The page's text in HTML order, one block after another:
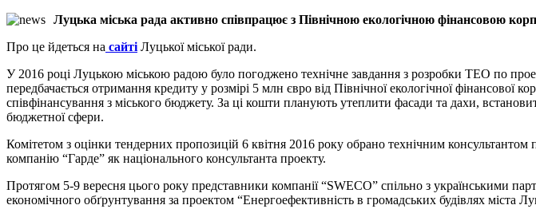
Луцька міська рада активно співпрацює з Північною екологічною фінансовою
Про це йдеться на сайті Луцької міської ради.
У 2016 році Луцькою міською радою було погоджено технічне завдання з розробки ТЕО по
передбачається отримання кредиту у розмірі 5 млн євро від Північної екологічної
співфінансування з міського бюджету. За ці кошти планують утеплити фасади та дахи,
бюджетної сфери.
Комітетом з оцінки тендерних пропозицій 6 квітня 2016 року обрано технічним
компанію “Гарде” як національного консультанта проекту.
Протягом 5-9 вересня цього року представники компанії “SWECO” спільно з українськими
економічного обґрунтування за проектом “Енергоефективність в громадських будівлях міста